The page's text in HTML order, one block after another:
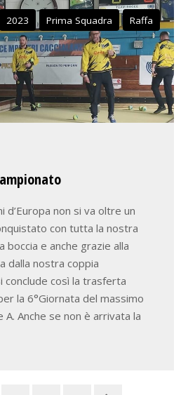
2023 Prima Squadra Raffa
d’Europa non si va oltre un
con tutta la nostra
boccia e anche grazie alla
dalla nostra coppia
conclude così la trasferta
la 6°Giornata del massimo
Anche se non è arrivata la